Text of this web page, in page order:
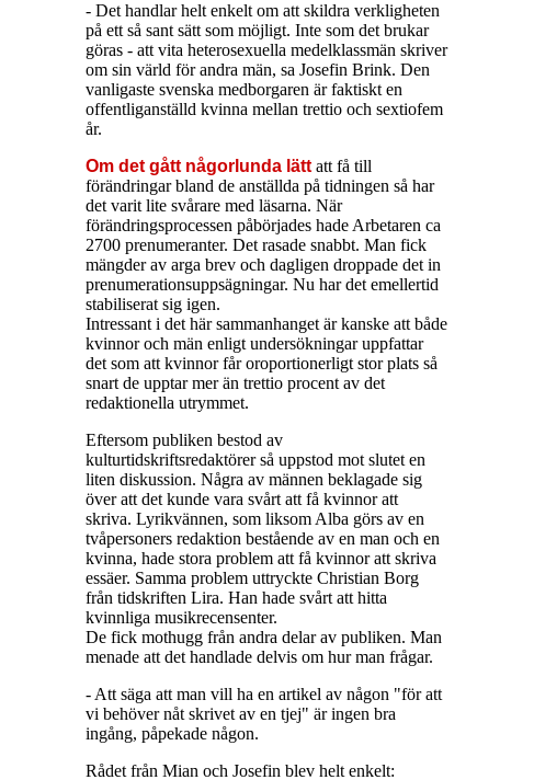
- Det handlar helt enkelt om att skildra verkligheten
på ett så sant sätt som möjligt. Inte som det brukar
göras - att vita heterosexuella medelklassmän skriver
om sin värld för andra män, sa Josefin Brink. Den
vanligaste svenska medborgaren är faktiskt en
offentliganställd kvinna mellan trettio och sextiofem
år.
Om det gått någorlunda lätt att få till
förändringar bland de anställda på tidningen så har
det varit lite svårare med läsarna. När
förändringsprocessen påbörjades hade Arbetaren ca
2700 prenumeranter. Det rasade snabbt. Man fick
mängder av arga brev och dagligen droppade det in
prenumerationsuppsägningar. Nu har det emellertid
stabiliserat sig igen.
Intressant i det här sammanhanget är kanske att både
kvinnor och män enligt undersökningar uppfattar
det som att kvinnor får oroportionerligt stor plats så
snart de upptar mer än trettio procent av det
redaktionella utrymmet.
Eftersom publiken bestod av
kulturtidskriftsredaktörer så uppstod mot slutet en
liten diskussion. Några av männen beklagade sig
över att det kunde vara svårt att få kvinnor att
skriva. Lyrikvännen, som liksom Alba görs av en
tvåpersoners redaktion bestående av en man och en
kvinna, hade stora problem att få kvinnor att skriva
essäer. Samma problem uttryckte Christian Borg
från tidskriften Lira. Han hade svårt att hitta
kvinnliga musikrecensenter.
De fick mothugg från andra delar av publiken. Man
menade att det handlade delvis om hur man frågar.
- Att säga att man vill ha en artikel av någon "för att
vi behöver nåt skrivet av en tjej" är ingen bra
ingång, påpekade någon.
Rådet från Mian och Josefin blev helt enkelt: